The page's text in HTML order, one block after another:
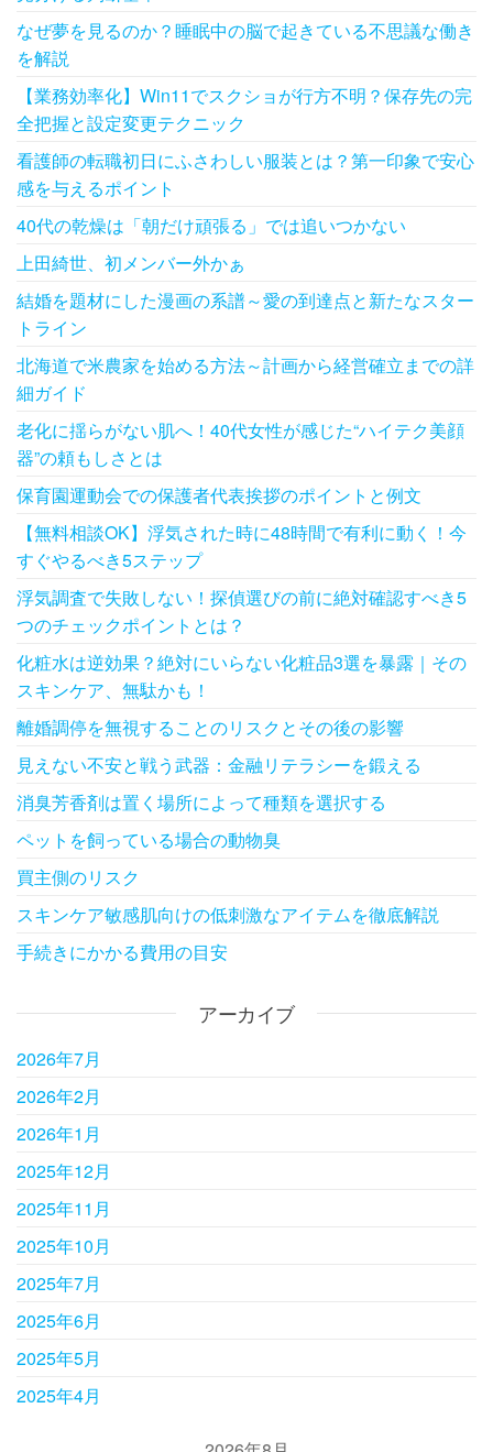
なぜ夢を見るのか？睡眠中の脳で起きている不思議な働き
を解説
【業務効率化】Win11でスクショが行方不明？保存先の完
全把握と設定変更テクニック
看護師の転職初日にふさわしい服装とは？第一印象で安心
感を与えるポイント
40代の乾燥は「朝だけ頑張る」では追いつかない
上田綺世、初メンバー外かぁ
結婚を題材にした漫画の系譜～愛の到達点と新たなスター
トライン
北海道で米農家を始める方法～計画から経営確立までの詳
細ガイド
老化に揺らがない肌へ！40代女性が感じた“ハイテク美顔
器”の頼もしさとは
保育園運動会での保護者代表挨拶のポイントと例文
【無料相談OK】浮気された時に48時間で有利に動く！今
すぐやるべき5ステップ
浮気調査で失敗しない！探偵選びの前に絶対確認すべき5
つのチェックポイントとは？
化粧水は逆効果？絶対にいらない化粧品3選を暴露｜その
スキンケア、無駄かも！
離婚調停を無視することのリスクとその後の影響
見えない不安と戦う武器：金融リテラシーを鍛える
消臭芳香剤は置く場所によって種類を選択する
ペットを飼っている場合の動物臭
買主側のリスク
スキンケア敏感肌向けの低刺激なアイテムを徹底解説
手続きにかかる費用の目安
アーカイブ
2026年7月
2026年2月
2026年1月
2025年12月
2025年11月
2025年10月
2025年7月
2025年6月
2025年5月
2025年4月